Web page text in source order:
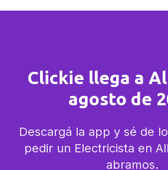
Clickie llega a
agosto de
Descargá la app y sé de
pedir un Electricista en
abramos.